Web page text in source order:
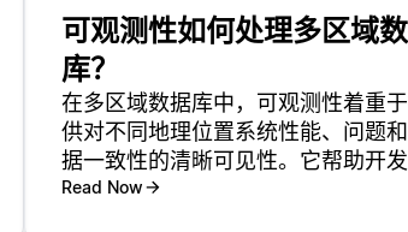
可观测性如何处理多区域
库？
在多区域数据库中，可观测性着重
供对不同地理位置系统性能、问题
据一致性的清晰可见性。它帮助开发
和运营团队监控数据库的健康状态，
Read Now